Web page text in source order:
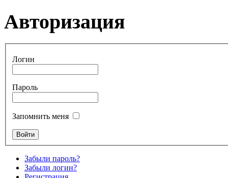
Авторизация
Логин
Пароль
Запомнить меня
Забыли пароль?
Забыли логин?